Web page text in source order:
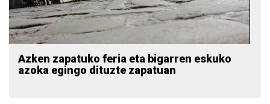
Azken zapatuko feria eta bigarren eskuko
azoka egingo dituzte zapatuan